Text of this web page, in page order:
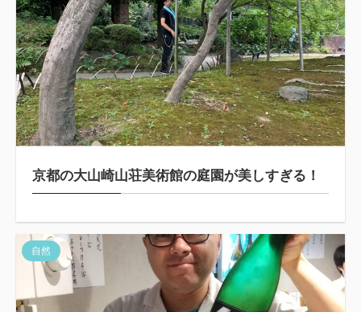
京都の大山崎山荘美術館の庭園が美しすぎる！
自然